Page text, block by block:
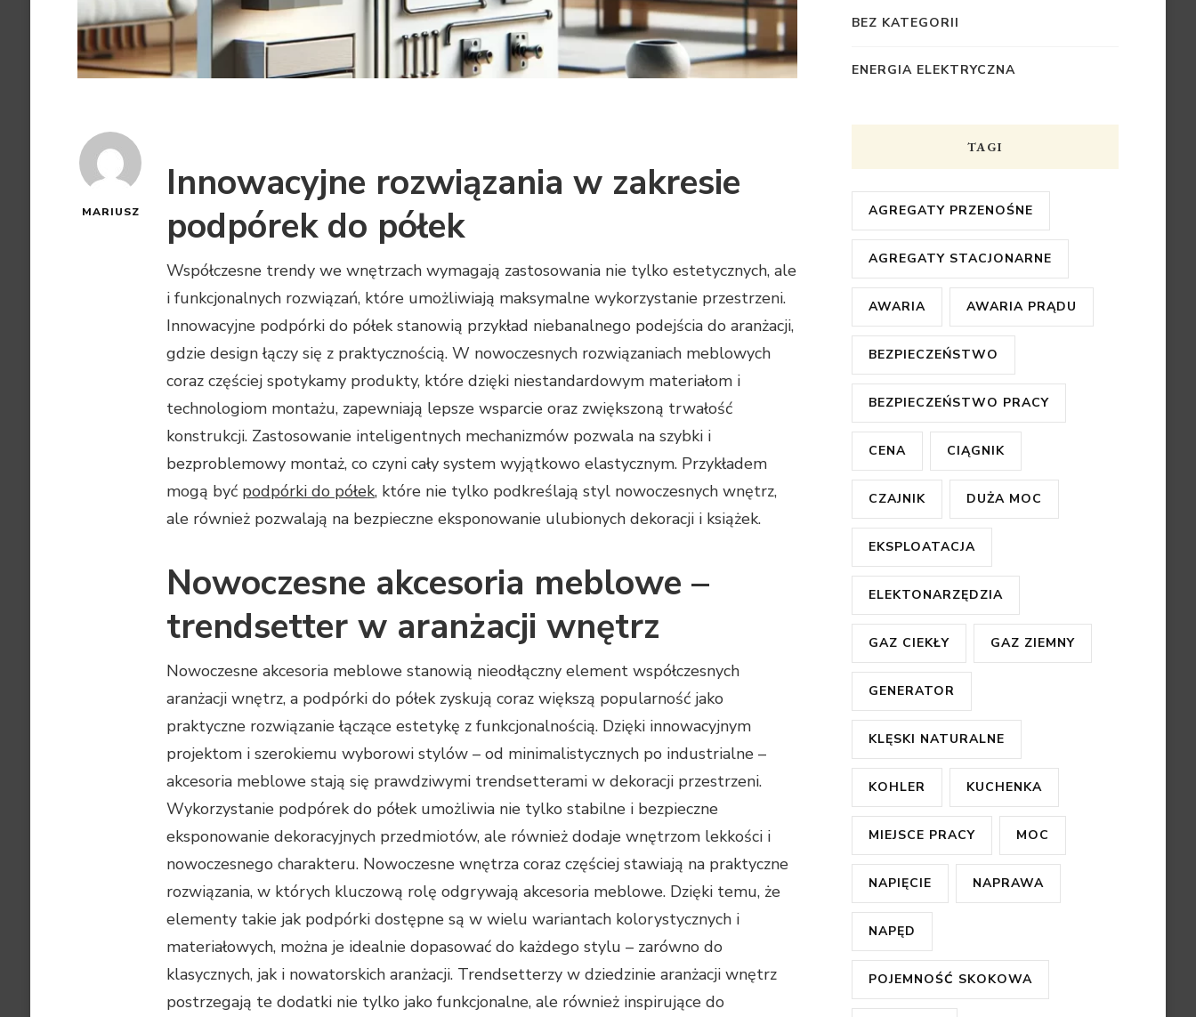
MARIUSZ
Innowacyjne rozwiązania w zakresie
podpórek do półek
Współczesne trendy we wnętrzach wymagają zastosowania nie tylko estetycznych, ale
i funkcjonalnych rozwiązań, które umożliwiają maksymalne wykorzystanie przestrzeni.
Innowacyjne podpórki do półek stanowią przykład niebanalnego podejścia do aranżacji,
gdzie design łączy się z praktycznością. W nowoczesnych rozwiązaniach meblowych
coraz częściej spotykamy produkty, które dzięki niestandardowym materiałom i
technologiom montażu, zapewniają lepsze wsparcie oraz zwiększoną trwałość
konstrukcji. Zastosowanie inteligentnych mechanizmów pozwala na szybki i
bezproblemowy montaż, co czyni cały system wyjątkowo elastycznym. Przykładem
mogą być podpórki do półek, które nie tylko podkreślają styl nowoczesnych wnętrz,
ale również pozwalają na bezpieczne eksponowanie ulubionych dekoracji i książek.
Nowoczesne akcesoria meblowe –
trendsetter w aranżacji wnętrz
Nowoczesne akcesoria meblowe stanowią nieodłączny element współczesnych
aranżacji wnętrz, a podpórki do półek zyskują coraz większą popularność jako
praktyczne rozwiązanie łączące estetykę z funkcjonalnością. Dzięki innowacyjnym
projektom i szerokiemu wyborowi stylów – od minimalistycznych po industrialne –
akcesoria meblowe stają się prawdziwymi trendsetterami w dekoracji przestrzeni.
Wykorzystanie podpórek do półek umożliwia nie tylko stabilne i bezpieczne
eksponowanie dekoracyjnych przedmiotów, ale również dodaje wnętrzom lekkości i
nowoczesnego charakteru. Nowoczesne wnętrza coraz częściej stawiają na praktyczne
rozwiązania, w których kluczową rolę odgrywają akcesoria meblowe. Dzięki temu, że
elementy takie jak podpórki dostępne są w wielu wariantach kolorystycznych i
materiałowych, można je idealnie dopasować do każdego stylu – zarówno do
klasycznych, jak i nowatorskich aranżacji. Trendsetterzy w dziedzinie aranżacji wnętrz
postrzegają te dodatki nie tylko jako funkcjonalne, ale również inspirujące do
BEZ KATEGORII
ENERGIA ELEKTRYCZNA
TAGI
AGREGATY PRZENOŚNE
AGREGATY STACJONARNE
AWARIA AWARIA PRĄDU
BEZPIECZEŃSTWO
BEZPIECZEŃSTWO PRACY
CENA CIĄGNIK
CZAJNIK DUŻA MOC
EKSPLOATACJA
ELEKTONARZĘDZIA
GAZ CIEKŁY GAZ ZIEMNY
GENERATOR
KLĘSKI NATURALNE
KOHLER KUCHENKA
MIEJSCE PRACY MOC
NAPIĘCIE NAPRAWA
NAPĘD
POJEMNOŚĆ SKOKOWA